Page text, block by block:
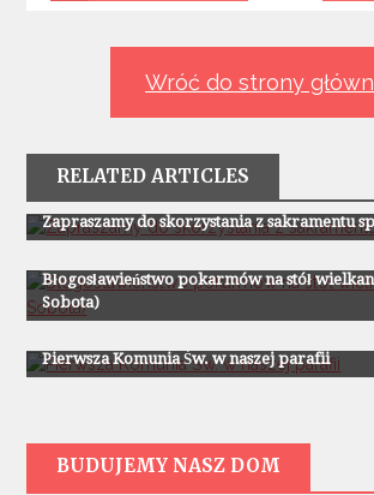
Wróć do strony
RELATED ARTICLES
Z Życia Parafii
Zapraszamy do skorzystania z sakramentu
Z Życia Parafii
Błogosławieństwo pokarmów na stół
Sobota)
Z Życia Parafii
Pierwsza Komunia Św. w naszej parafii
BUDUJEMY NASZ DOM